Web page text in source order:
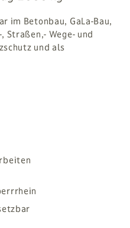
im Betonbau, GaLa-Bau,
Straßen,- Wege- und
und als
Buntkies